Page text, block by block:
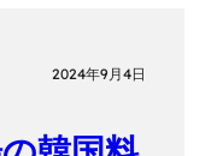
2024年9月4日